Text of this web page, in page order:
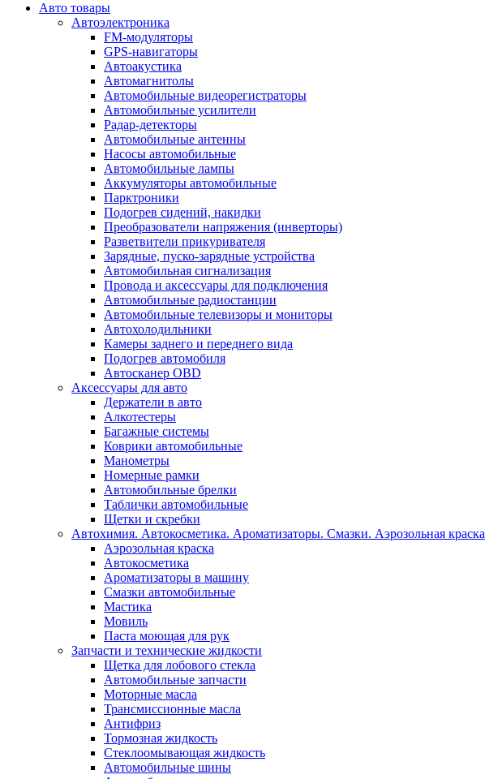
Авто товары
Автоэлектроника
FM-модуляторы
GPS-навигаторы
Автоакустика
Автомагнитолы
Автомобильные видеорегистраторы
Автомобильные усилители
Радар-детекторы
Автомобильные антенны
Насосы автомобильные
Автомобильные лампы
Аккумуляторы автомобильные
Парктроники
Подогрев сидений, накидки
Преобразователи напряжения (инверторы)
Разветвители прикуривателя
Зарядные, пуско-зарядные устройства
Автомобильная сигнализация
Провода и аксессуары для подключения
Автомобильные радиостанции
Автомобильные телевизоры и мониторы
Автохолодильники
Камеры заднего и переднего вида
Подогрев автомобиля
Автосканер OBD
Аксессуары для авто
Держатели в авто
Алкотестеры
Багажные системы
Коврики автомобильные
Манометры
Номерные рамки
Автомобильные брелки
Таблички автомобильные
Щетки и скребки
Автохимия. Автокосметика. Ароматизаторы. Смазки. Аэрозольная краска
Аэрозольная краска
Автокосметика
Ароматизаторы в машину
Смазки автомобильные
Мастика
Мовиль
Паста моющая для рук
Запчасти и технические жидкости
Щетка для лобового стекла
Автомобильные запчасти
Моторные масла
Трансмиссионные масла
Антифриз
Тормозная жидкость
Стеклоомывающая жидкость
Автомобильные шины